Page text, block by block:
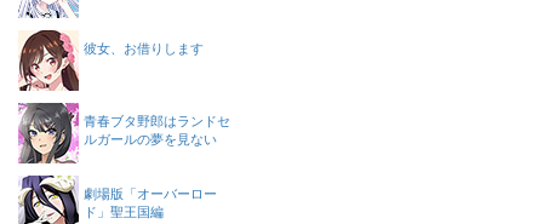
彼女、お借りします
青春ブタ野郎はランドセ
ルガールの夢を見ない
劇場版「オーバーロー
ド」聖王国編